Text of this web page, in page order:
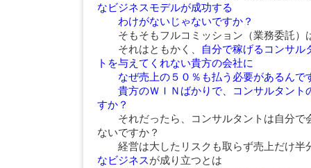
なビジネスモデルが成功する
わけがないじゃないですか？
そもそもフルコミッション（業務委託）
それはともかく、
自分で稼げるコンサル
トを与えてくれない貴方の会社に
なぜ売上の５０％も払う必要があるんで
貴方のＷＩＮばかりで、コンサルタント
すか？
それだったら、コンサルタントは自分で
ないですか？
経営は大したリスクも取らず売上だけ半
なビジネスが成り立つとは